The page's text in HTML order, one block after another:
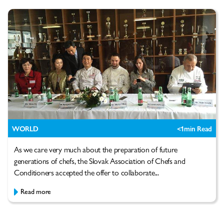
WORLD <1min Read
As we care very much about the preparation of future
generations of chefs, the Slovak Association of Chefs and
Conditioners accepted the offer to collaborate...
Read more